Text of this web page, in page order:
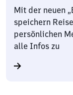
Mit der neuen
speichern
persönlichen
alle Infos zu